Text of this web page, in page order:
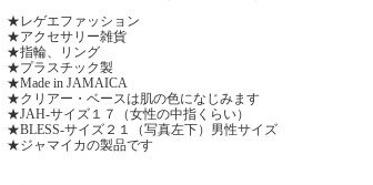
★レゲエファッション
★アクセサリー雑貨
★指輪、リング
★プラスチック製
★Made in JAMAICA
★クリアー・ベースは肌の色になじみます
★JAH-サイズ１７（女性の中指くらい）
★BLESS-サイズ２１（写真左下）男性サイズ
★ジャマイカの製品です